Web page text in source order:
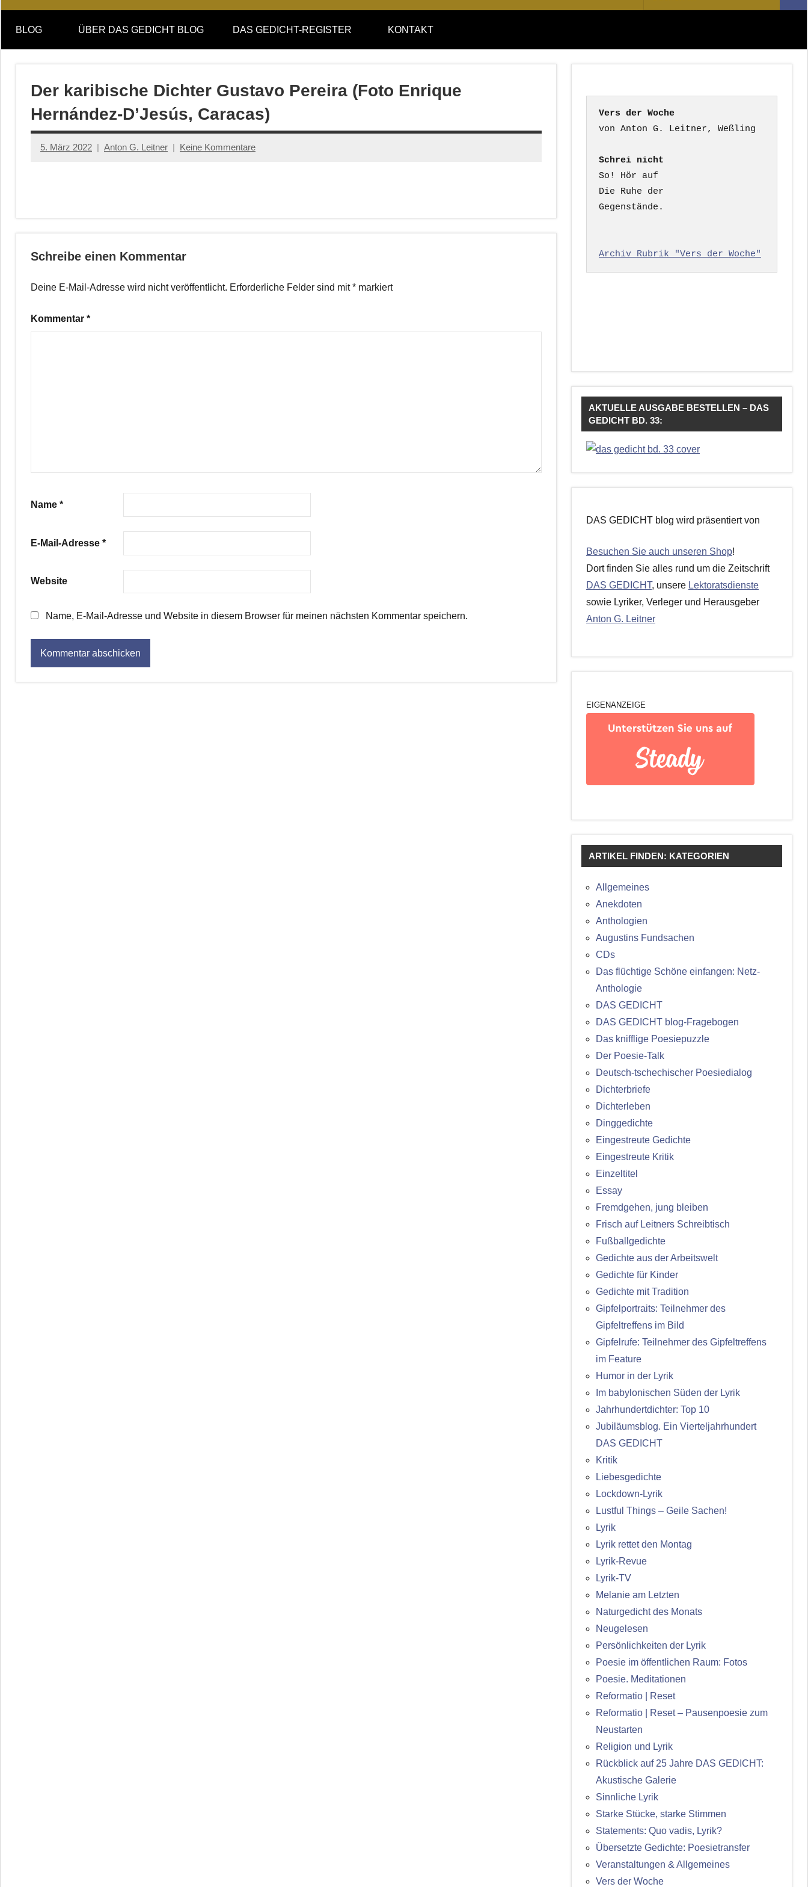
DAS
GEDICHT
blog
DAS
GEDICHT.
Zeitschrift
nach:
BLOG ÜBER DAS GEDICHT BLOG DAS GEDICHT-REGISTER KONTAKT
Der karibische Dichter Gustavo Pereira (Foto Enrique
Hernández-D’Jesús, Caracas)
5. März 2022 Anton G. Leitner Keine Kommentare
Schreibe einen Kommentar
Deine E-Mail-Adresse wird nicht veröffentlicht. Erforderliche Felder sind mit* markiert
Kommentar *
Name *
E-Mail-Adresse *
Website
Name, E-Mail-Adresse und Website in diesem Browser für meinen nächsten Kommentar speichern.
Vers der Woche
Schrei nicht
So! Hör auf
Die Ruhe der
Gegenstände.
Archiv Rubrik "Vers der Woche"
AKTUELLE AUSGABE BESTELLEN – DAS
GEDICHT BD. 33:
DAS GEDICHT blog wird präsentiert von
Besuchen Sie auch unseren Shop!
Dort finden Sie alles rund um die Zeitschrift
DAS GEDICHT, unsere Lektoratsdienste
sowie Lyriker, Verleger und Herausgeber
Anton G. Leitner
EIGENANZEIGE
ARTIKEL FINDEN: KATEGORIEN
Allgemeines
Anekdoten
Anthologien
Augustins Fundsachen
CDs
Das flüchtige Schöne einfangen: Netz-
Anthologie
DAS GEDICHT
DAS GEDICHT blog-Fragebogen
Das knifflige Poesiepuzzle
Der Poesie-Talk
Deutsch-tschechischer Poesiedialog
Dichterbriefe
Dichterleben
Dinggedichte
Eingestreute Gedichte
Eingestreute Kritik
Einzeltitel
Essay
Fremdgehen, jung bleiben
Frisch auf Leitners Schreibtisch
Fußballgedichte
Gedichte aus der Arbeitswelt
Gedichte für Kinder
Gedichte mit Tradition
Gipfelportraits: Teilnehmer des
Gipfeltreffens im Bild
Gipfelrufe: Teilnehmer des Gipfeltreffens
im Feature
Humor in der Lyrik
Im babylonischen Süden der Lyrik
Jahrhundertdichter: Top 10
Jubiläumsblog. Ein Vierteljahrhundert
DAS GEDICHT
Kritik
Liebesgedichte
Lockdown-Lyrik
Lustful Things – Geile Sachen!
Lyrik
Lyrik rettet den Montag
Lyrik-Revue
Lyrik-TV
Melanie am Letzten
Naturgedicht des Monats
Neugelesen
Persönlichkeiten der Lyrik
Poesie im öffentlichen Raum: Fotos
Poesie. Meditationen
Reformatio | Reset
Reformatio | Reset – Pausenpoesie zum
Neustarten
Religion und Lyrik
Rückblick auf 25 Jahre DAS GEDICHT:
Akustische Galerie
Sinnliche Lyrik
Starke Stücke, starke Stimmen
Statements: Quo vadis, Lyrik?
Übersetzte Gedichte: Poesietransfer
Veranstaltungen & Allgemeines
Vers der Woche